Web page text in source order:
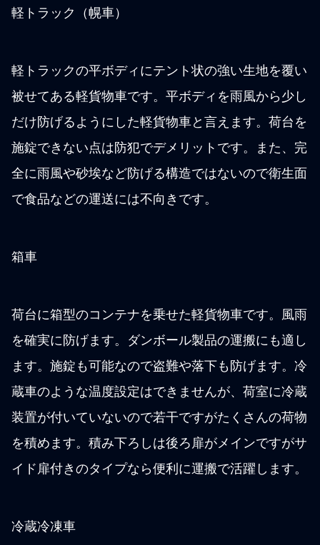
軽トラック（幌車）
軽トラックの平ボディにテント状の強い生地を覆い
被せてある軽貨物車です。平ボディを雨風から少し
だけ防げるようにした軽貨物車と言えます。荷台を
施錠できない点は防犯でデメリットです。また、完
全に雨風や砂埃など防げる構造ではないので衛生面
で食品などの運送には不向きです。
箱車
荷台に箱型のコンテナを乗せた軽貨物車です。風雨
を確実に防げます。ダンボール製品の運搬にも適し
ます。施錠も可能なので盗難や落下も防げます。冷
蔵車のような温度設定はできませんが、荷室に冷蔵
装置が付いていないので若干ですがたくさんの荷物
を積めます。積み下ろしは後ろ扉がメインですがサ
イド扉付きのタイプなら便利に運搬で活躍します。
冷蔵冷凍車